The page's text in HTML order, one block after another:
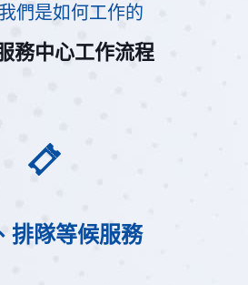
我們是如何工作的
務中心工作流程
排隊等候服務